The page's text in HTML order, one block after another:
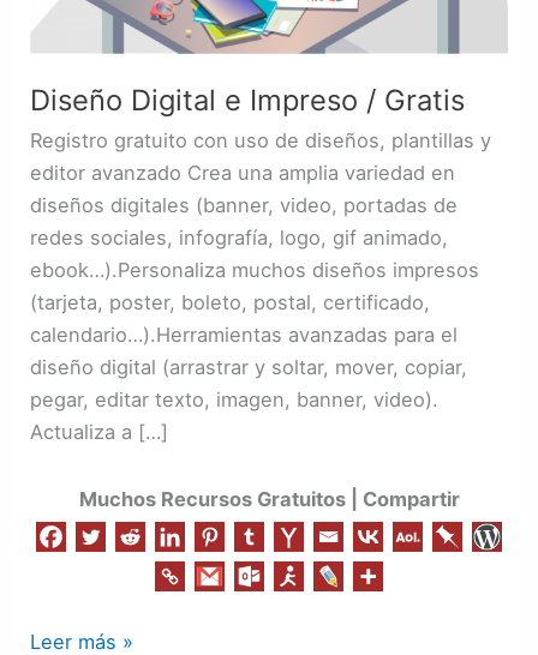
Diseño Digital e Impreso / Gratis
Registro gratuito con uso de diseños, plantillas y
editor avanzado Crea una amplia variedad en
diseños digitales (banner, video, portadas de
redes sociales, infografía, logo, gif animado,
ebook…).Personaliza muchos diseños impresos
(tarjeta, poster, boleto, postal, certificado,
calendario…).Herramientas avanzadas para el
diseño digital (arrastrar y soltar, mover, copiar,
pegar, editar texto, imagen, banner, video).
Actualiza a […]
Muchos Recursos Gratuitos | Compartir
Leer más »